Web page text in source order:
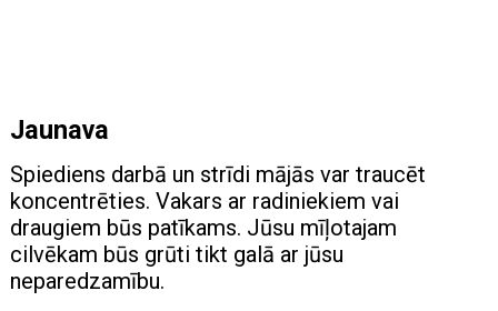
Jaunava
Spiediens darbā un strīdi mājās var traucēt
koncentrēties. Vakars ar radiniekiem vai
draugiem būs patīkams. Jūsu mīļotajam
cilvēkam būs grūti tikt galā ar jūsu
neparedzamību.